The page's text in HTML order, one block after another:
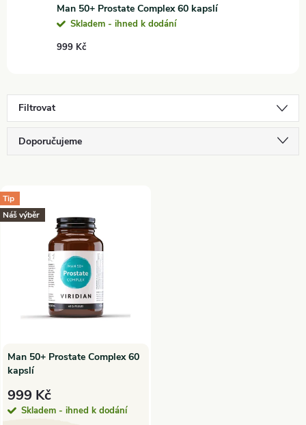
Man 50+ Prostate Complex 60 kapslí
Skladem - ihned k dodání
999 Kč
Filtrovat
Ř
z
p
r
o
Doporučujeme
Nejdražší
Nejprodávanější
Abecedně
V
ý
p
r
Tip
Náš výběr
Man 50+ Prostate Complex 60
kapslí
999 Kč
Skladem - ihned k dodání